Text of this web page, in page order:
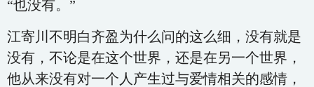
“也没有。”
江寄川不明白齐盈为什么问的这么细，没有就是
没有，不论是在这个世界，还是在另一个世界，
他从来没有对一个人产生过与爱情相关的感情，